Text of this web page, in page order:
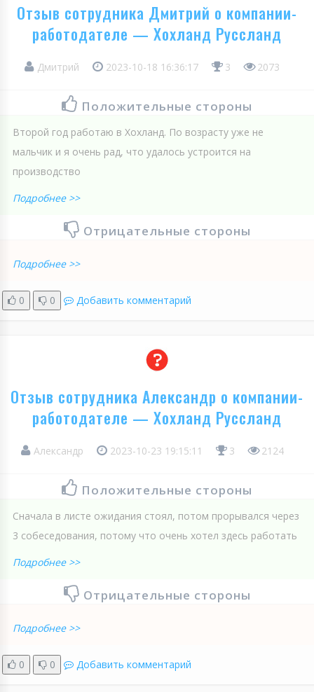
Отзыв сотрудника Дмитрий о компании-
работодателе — Хохланд Руссланд
Дмитрий 2023-10-18 16:36:17 3 2073
Положительные стороны
Второй год работаю в Хохланд. По возрасту уже не
мальчик и я очень рад, что удалось устроится на
производство
Подробнее >>
Отрицательные стороны
Подробнее >>
0 0 Добавить комментарий
Отзыв сотрудника Александр о компании-
работодателе — Хохланд Руссланд
Александр 2023-10-23 19:15:11 3 2124
Положительные стороны
Сначала в листе ожидания стоял, потом прорывался через
3 собеседования, потому что очень хотел здесь работать
Подробнее >>
Отрицательные стороны
Подробнее >>
0 0 Добавить комментарий